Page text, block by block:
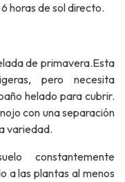
horas de sol directo.
de primavera.Esta
pero necesita
helado para cubrir.
con una separación
variedad.
constantemente
a las plantas al menos